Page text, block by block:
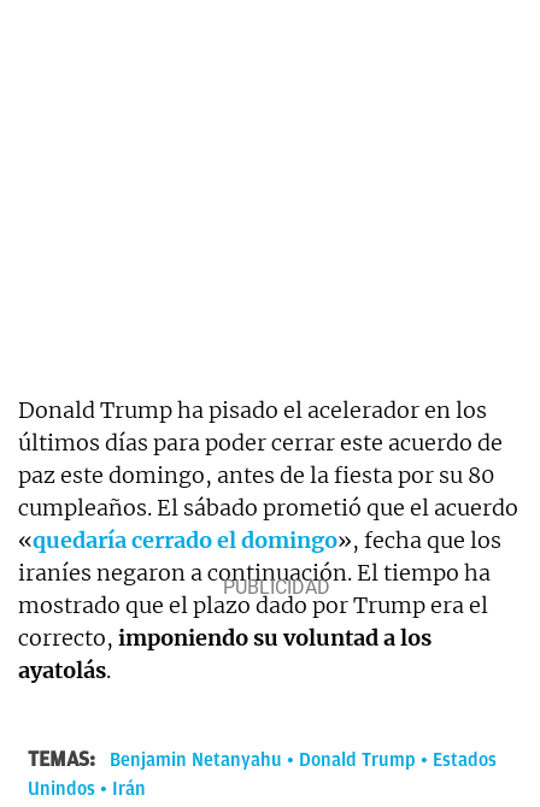
Donald Trump ha pisado el acelerador en los
últimos días para poder cerrar este acuerdo de
paz este domingo, antes de la fiesta por su 80
cumpleaños. El sábado prometió que el acuerdo
«quedaría cerrado el domingo», fecha que los
iraníes negaron a continuación. El tiempo ha
mostrado que el plazo dado por Trump era el
correcto, imponiendo su voluntad a los
ayatolás.
TEMAS: Benjamin Netanyahu Donald Trump
Estados
Unindos
Irán